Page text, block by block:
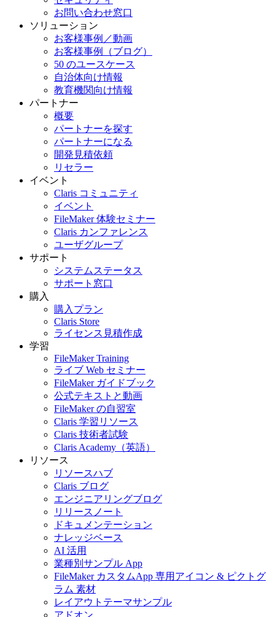
お問い合わせ窓口
ソリューション
お客様事例／動画
お客様事例（ブログ）
50 のユースケース
自治体向け情報
教育機関向け情報
パートナー
概要
パートナーを探す
パートナーになる
開発見積依頼
リセラー
イベント
Claris コミュニティ
イベント
FileMaker 体験セミナー
Claris カンファレンス
ユーザグループ
サポート
システムステータス
サポート窓口
購入
購入プラン
Claris Store
ライセンス見積作成
学習
FileMaker Training
ライブ Web セミナー
FileMaker ガイドブック
公式テキストと動画
FileMaker の自習室
Claris 学習リソース
Claris 技術者試験
Claris Academy（英語）
リソース
リソースハブ
Claris ブログ
エンジニアリングブログ
リリースノート
ドキュメンテーション
ナレッジベース
AI 活用
業種別サンプル App
FileMaker カスタムApp 専用アイコン & ピクトグ
ラム 素材
レイアウトテーマサンプル
アドオン